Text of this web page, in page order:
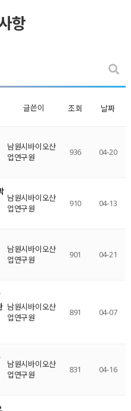
항
글쓴이 조회 날짜
남원시바이오산
업연구원
936 04-20
남원시바이오산
업연구원
910 04-13
남원시바이오산
업연구원
901 04-21
남원시바이오산
업연구원
891 04-07
남원시바이오산
업연구원
831 04-16